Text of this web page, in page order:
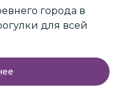
города в
для всей